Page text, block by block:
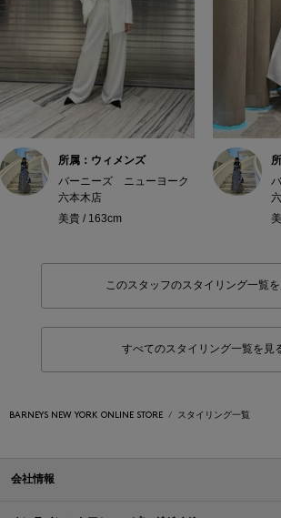
所属：ウィメンズ
バーニーズ ニューヨーク
六本木店
美貴 / 163cm
このスタッフのスタイリング一覧
すべてのスタイリング一覧を見
BARNEYS NEW YORK ONLINE STORE スタイリング一覧
会社情報